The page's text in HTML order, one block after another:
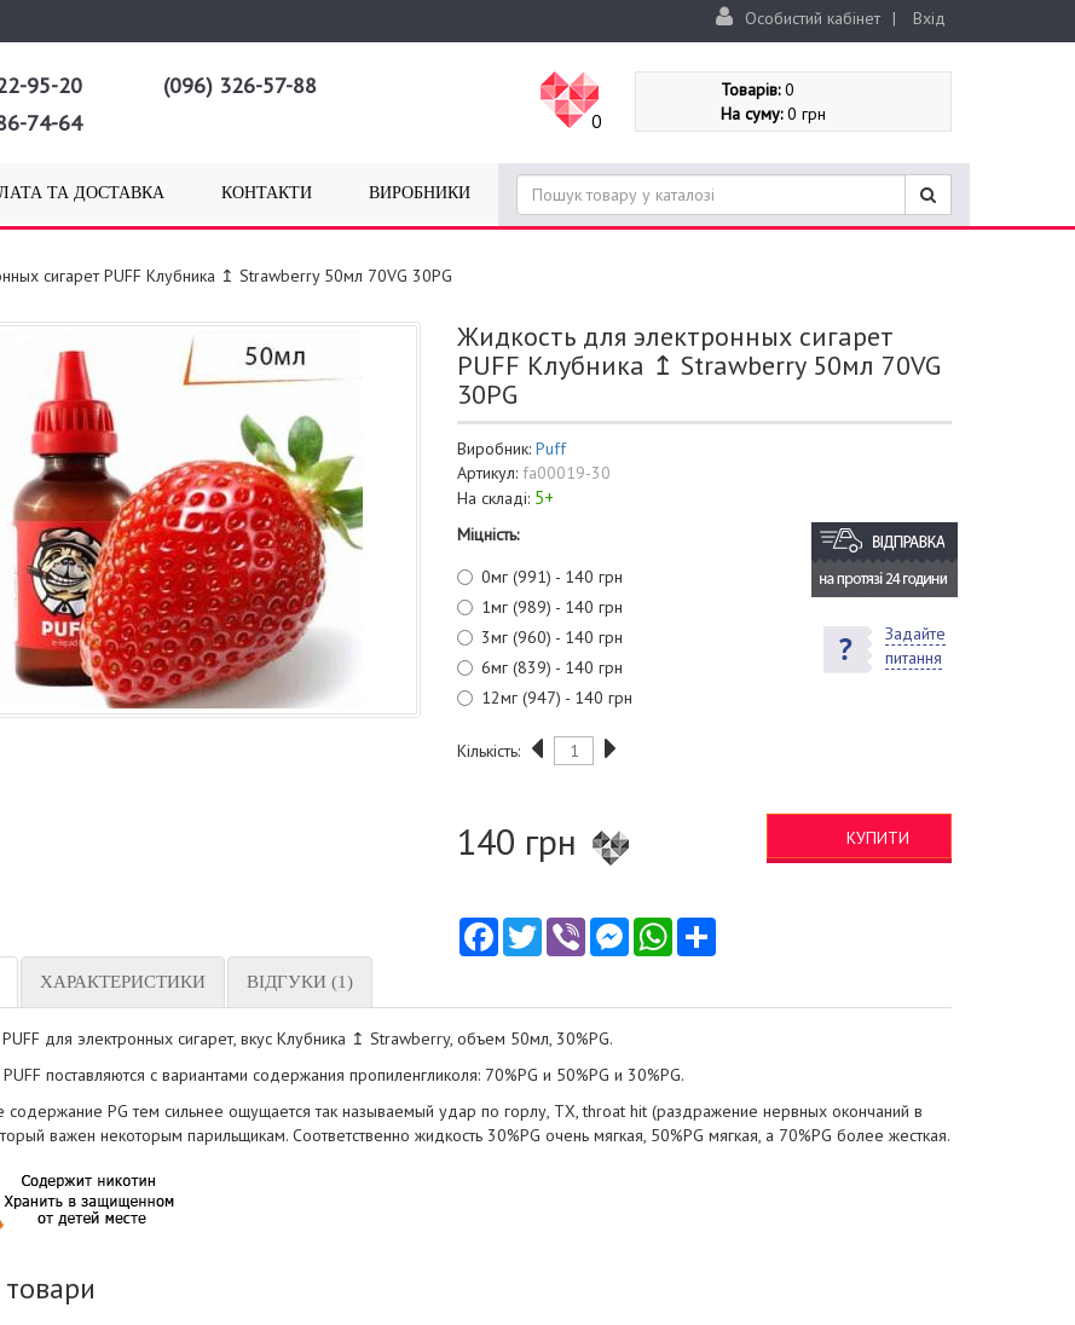
Особистий кабінет | Вхід
95-20
74-64
(096) 326-57-88
0
Товарів:0
На суму:0 грн
ТА ДОСТАВКА КОНТАКТИ ВИРОБНИКИ
сигарет PUFF Клубника ↥ Strawberry 50мл 70VG 30PG
Жидкость для электронных сигарет
PUFF Клубника ↥ Strawberry 50мл 70VG
30PG
Виробник:Puff
Артикул: fa00019-30
На складі: 5+
Міцність:
0мг (991) - 140 грн
1мг (989) - 140 грн
3мг (960) - 140 грн
6мг (839) - 140 грн
12мг (947) - 140 грн
Кількість:
Задайте
питання
140 грн КУПИТИ
FacebookTwitterViber MessengerWhatsApp
ХАРАКТЕРИСТИКИ ВІДГУКИ (1)
для электронных сигарет, вкус Клубника ↥ Strawberry, объем 50мл, 30%PG.
поставляются с вариантами содержания пропиленгликоля: 70%PG и 50%PG и 30%PG.
PG тем сильнее ощущается так называемый удар по горлу, ТХ, throat hit (раздражение нервных окончаний в
важен некоторым парильщикам. Соответственно жидкость 30%PG очень мягкая, 50%PG мягкая, а 70%PG более жесткая.